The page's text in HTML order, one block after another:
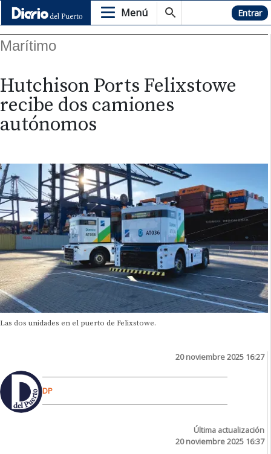
Menú Hemeroteca Entrar
Marítimo
Hutchison Ports Felixstowe
recibe dos camiones
autónomos
Las dos unidades en el puerto de Felixstowe.
20 noviembre 2025 16:27
DP
Última actualización
20 noviembre 2025 16:37